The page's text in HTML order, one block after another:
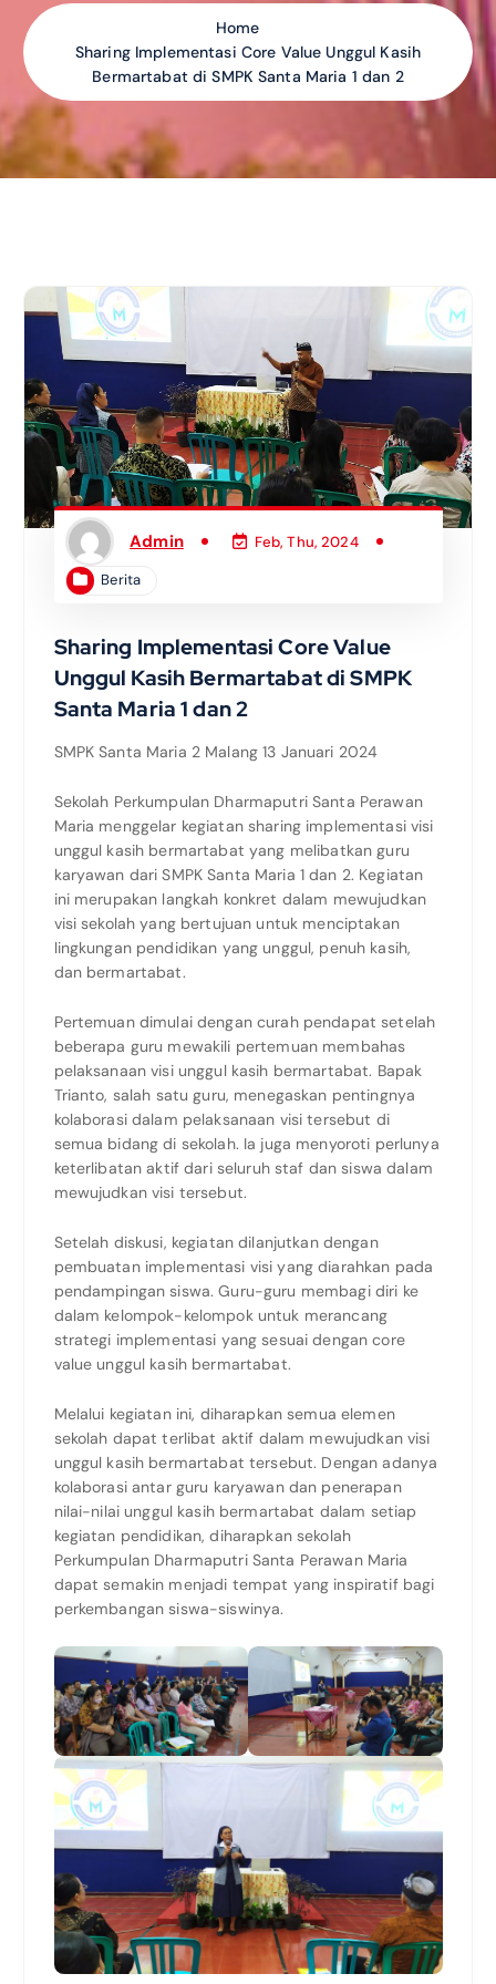
Home
Sharing Implementasi Core Value Unggul Kasih
Bermartabat di SMPK Santa Maria 1 dan 2
Admin Feb, Thu, 2024
Berita
Sharing Implementasi Core Value
Unggul Kasih Bermartabat di SMPK
Santa Maria 1 dan 2
SMPK Santa Maria 2 Malang 13 Januari 2024
Sekolah Perkumpulan Dharmaputri Santa Perawan
Maria menggelar kegiatan sharing implementasi visi
unggul kasih bermartabat yang melibatkan guru
karyawan dari SMPK Santa Maria 1 dan 2. Kegiatan
ini merupakan langkah konkret dalam mewujudkan
visi sekolah yang bertujuan untuk menciptakan
lingkungan pendidikan yang unggul, penuh kasih,
dan bermartabat.
Pertemuan dimulai dengan curah pendapat setelah
beberapa guru mewakili pertemuan membahas
pelaksanaan visi unggul kasih bermartabat. Bapak
Trianto, salah satu guru, menegaskan pentingnya
kolaborasi dalam pelaksanaan visi tersebut di
semua bidang di sekolah. Ia juga menyoroti perlunya
keterlibatan aktif dari seluruh staf dan siswa dalam
mewujudkan visi tersebut.
Setelah diskusi, kegiatan dilanjutkan dengan
pembuatan implementasi visi yang diarahkan pada
pendampingan siswa. Guru-guru membagi diri ke
dalam kelompok-kelompok untuk merancang
strategi implementasi yang sesuai dengan core
value unggul kasih bermartabat.
Melalui kegiatan ini, diharapkan semua elemen
sekolah dapat terlibat aktif dalam mewujudkan visi
unggul kasih bermartabat tersebut. Dengan adanya
kolaborasi antar guru karyawan dan penerapan
nilai-nilai unggul kasih bermartabat dalam setiap
kegiatan pendidikan, diharapkan sekolah
Perkumpulan Dharmaputri Santa Perawan Maria
dapat semakin menjadi tempat yang inspiratif bagi
perkembangan siswa-siswinya.